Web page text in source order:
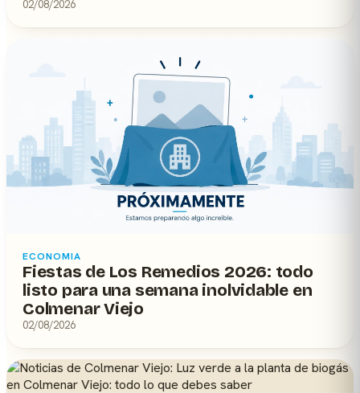
02/08/2026
ECONOMIA
Fiestas de Los Remedios 2026: todo
listo para una semana inolvidable en
Colmenar Viejo
02/08/2026